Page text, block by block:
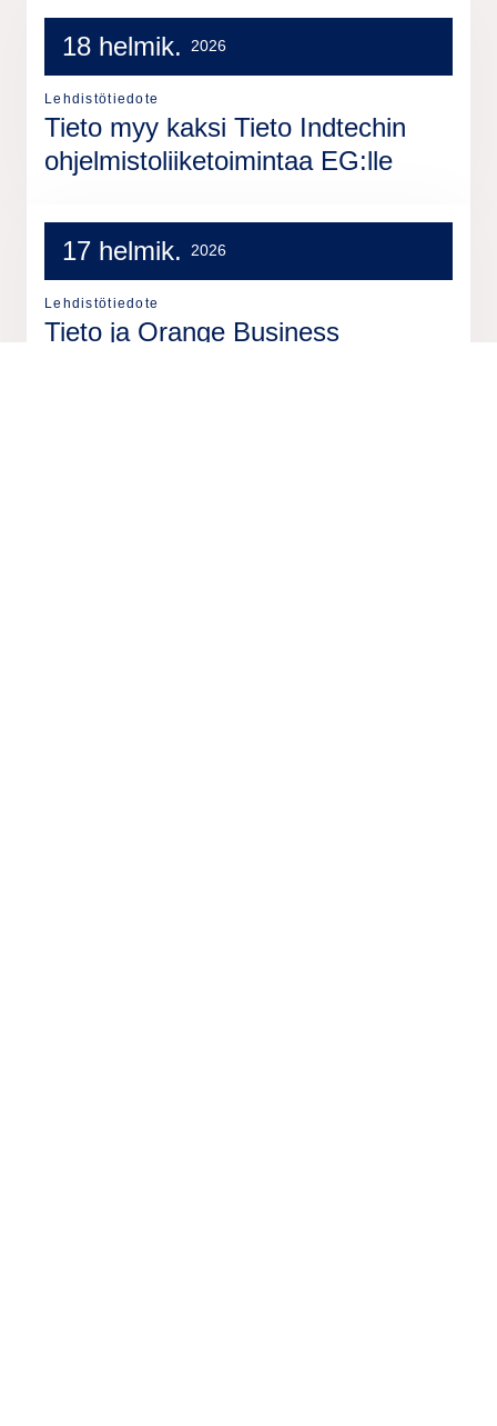
18 helmik. 2026
Lehdistötiedote
Tieto myy kaksi Tieto Indtechin
ohjelmistoliiketoimintaa EG:lle
17 helmik. 2026
Lehdistötiedote
Tieto ja Orange Business